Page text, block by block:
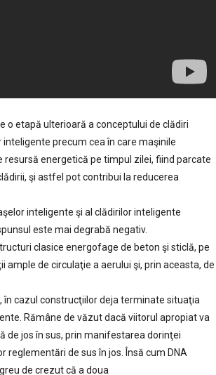
o etapă ulterioară a conceptului de clădiri
precum cea în care maşinile
energetică pe timpul zilei, fiind parcate
şi astfel pot contribui la reducerea
inteligente şi al clădirilor inteligente
este mai degrabă negativ.
clasice energofage de beton şi sticlă, pe
de circulaţie a aerului şi, prin aceasta, de
în cazul construcţiilor deja terminate situaţia
Rămâne de văzut dacă viitorul apropiat va
de jos în sus, prin manifestarea dorinţei
reglementări de sus în jos. Însă cum DNA
de crezut că a doua